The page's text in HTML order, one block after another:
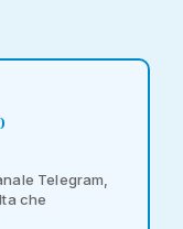
Telegram,
che